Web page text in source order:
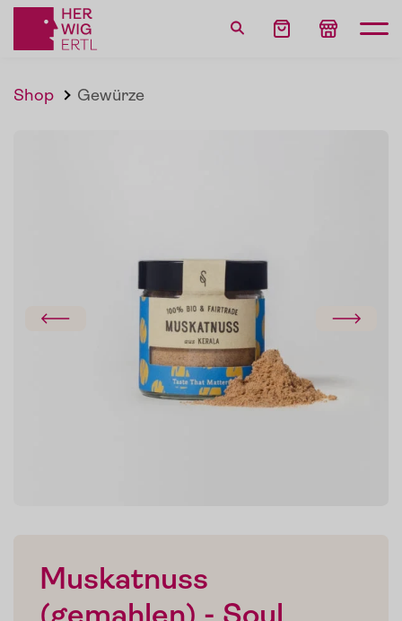
Shop Gewürze
Muskatnuss